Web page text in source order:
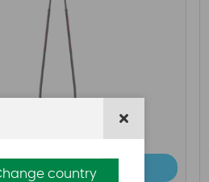
SEK
country